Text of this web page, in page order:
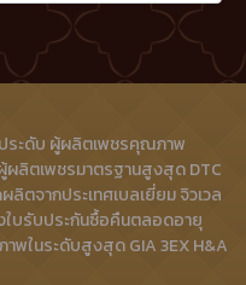
ประดับ ผู้ผลิตเพชรคุณภาพ
ผลิตเพชรมาตรฐานสูงสุด DTC
ลิตจากประเทศเบลเยี่ยม จิวเวล
ใบรับประกันซื้อคืนตลอดอายุ
พในระดับสูงสุด GIA 3EX H&A